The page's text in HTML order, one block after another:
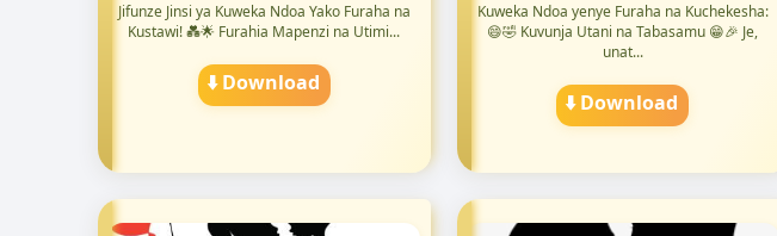
Jifunze Jinsi ya Kuweka Ndoa Yako Furaha na
Kustawi! 💑🌟 Furahia Mapenzi na Utimi...
⬇️ Download
Kuweka Ndoa yenye Furaha na Kuchekesha:
😄🤣 Kuvunja Utani na Tabasamu 😁🎉 Je,
unat...
⬇️ Download